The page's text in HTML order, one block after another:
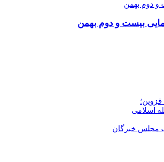
بیست و دوم بهمن
اسلامی
مجلس‌ خبرگان